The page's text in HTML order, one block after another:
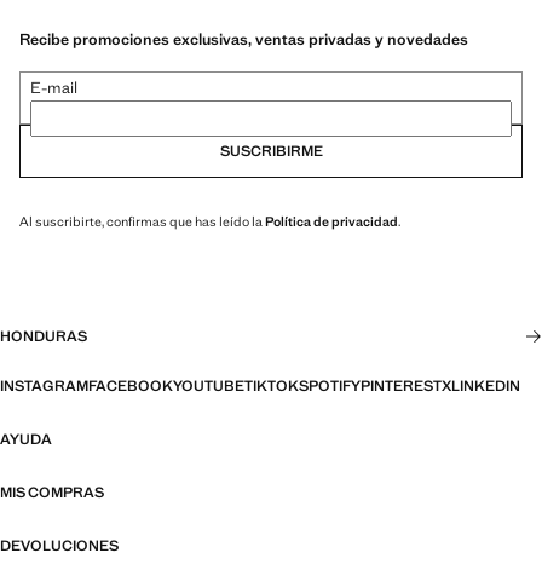
Recibe promociones exclusivas, ventas privadas y novedades
E-mail
SUSCRIBIRME
Al suscribirte, confirmas que has leído la Política de privacidad.
HONDURAS
INSTAGRAMFACEBOOKYOUTUBETIKTOKSPOTIFYPINTERESTXLINKEDIN
AYUDA
MIS COMPRAS
DEVOLUCIONES